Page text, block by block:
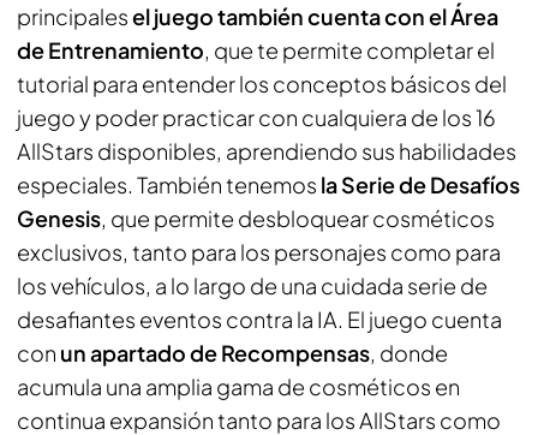
principalesel juego también cuenta con el Área
de Entrenamiento, que te permite completar el
tutorial para entender los conceptos básicos del
juego y poder practicar con cualquiera de los 16
AllStars disponibles, aprendiendo sus habilidades
especiales. También tenemos la Serie de Desafíos
Genesis, que permite desbloquear cosméticos
exclusivos, tanto para los personajes como para
los vehículos, a lo largo de una cuidada serie de
desafiantes eventos contra la IA. El juego cuenta
con un apartado de Recompensas, donde
acumula una amplia gama de cosméticos en
continua expansión tanto para los AllStars como